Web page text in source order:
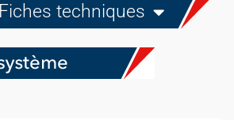
Fiches techniques